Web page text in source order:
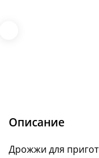
Описание
Дрожжи для